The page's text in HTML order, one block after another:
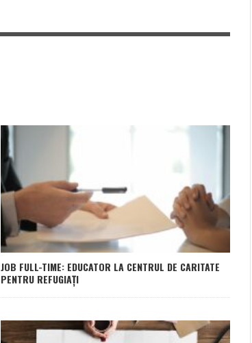
JOB FULL-TIME: EDUCATOR LA CENTRUL DE CARITATE
PENTRU REFUGIAȚI